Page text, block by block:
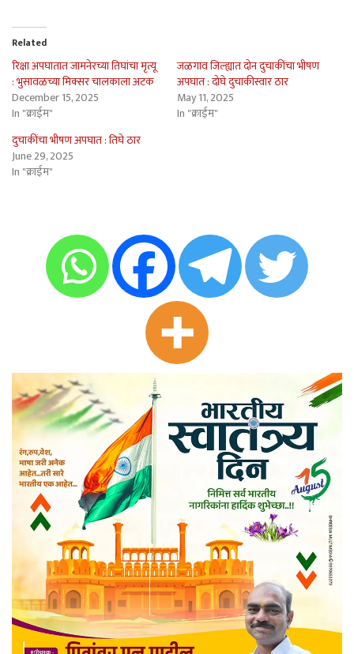
Related
रिक्षा अपघातात जामनेरच्या तिघांचा मृत्यू
: भुसावळच्या मिक्सर चालकाला अटक
December 15, 2025
In "क्राईम"
जळगाव जिल्ह्यात दोन दुचाकींचा भीषण
अपघात : दोघे दुचाकीस्वार ठार
May 11, 2025
In "क्राईम"
दुचाकींचा भीषण अपघात : तिघे ठार
June 29, 2025
In "क्राईम"